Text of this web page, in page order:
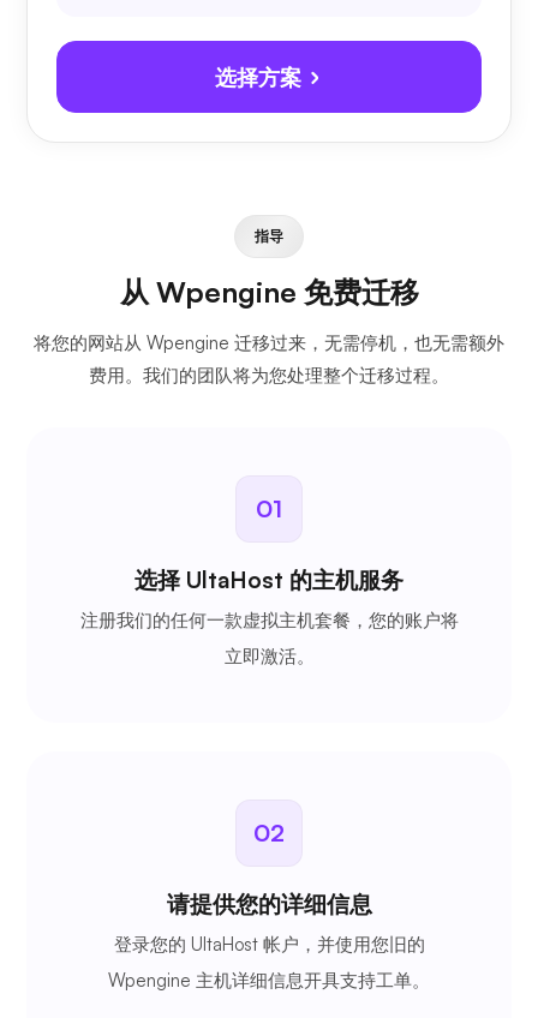
选择方案
指导
从 Wpengine 免费迁移
将您的网站从 Wpengine 迁移过来，无需停机，也无需额外
费用。我们的团队将为您处理整个迁移过程。
01
选择 UltaHost 的主机服务
注册我们的任何一款虚拟主机套餐，您的账户将
立即激活。
02
请提供您的详细信息
登录您的 UltaHost 帐户，并使用您旧的
Wpengine 主机详细信息开具支持工单。